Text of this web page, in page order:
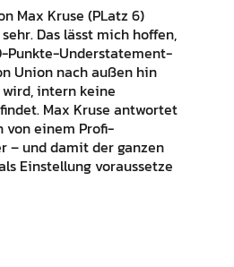
Max Kruse (PLatz 6)
Das lässt mich hoffen,
Punkte-Understatement-
Union nach außen hin
intern keine
Max Kruse antwortet
von einem Profi-
– und damit der ganzen
Einstellung voraussetze